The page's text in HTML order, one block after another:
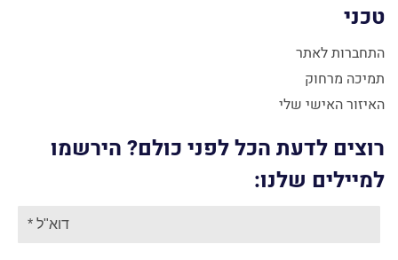
טכני
התחברות לאתר
תמיכה מרחוק
האיזור האישי שלי
רוצים לדעת הכל לפני כולם? הירשמו
למיילים שלנו: